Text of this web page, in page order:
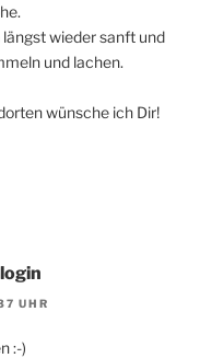
wieder sanft und
und lachen.
wünsche ich Dir!
UHR
:-)